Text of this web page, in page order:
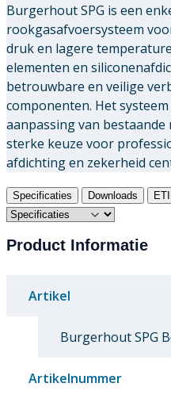
Burgerhout SPG is een
rookgasafvoersysteem
druk en lagere
elementen en
betrouwbare en veilige
componenten. Het
aanpassing van
sterke keuze voor
afdichting en zekerheid
Specificaties Downloads
Product Informatie
Artikel
Burgerhout SPG
Artikelnummer